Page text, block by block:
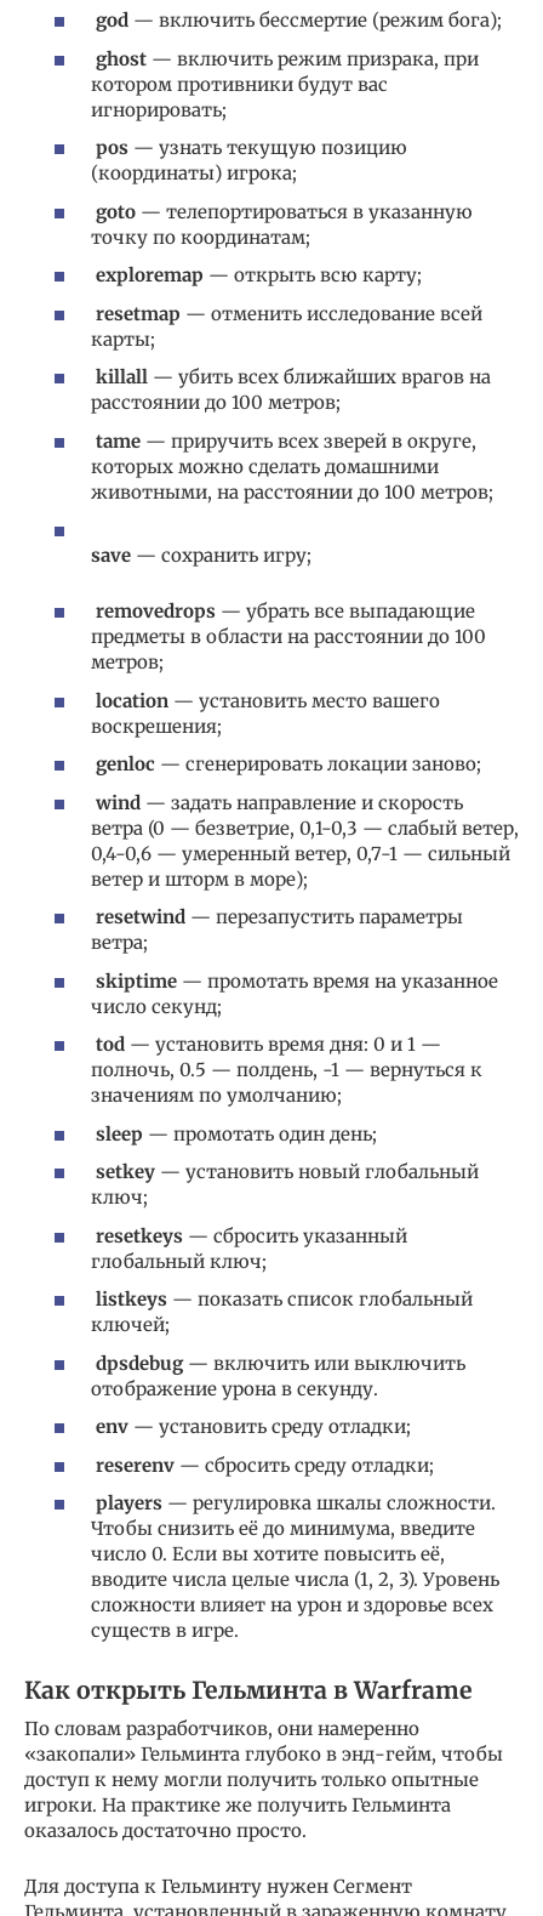
god — включить бессмертие (режим бога);
ghost — включить режим призрака, при
котором противники будут вас
игнорировать;
pos — узнать текущую позицию
(координаты) игрока;
goto — телепортироваться в указанную
точку по координатам;
exploremap — открыть всю карту;
resetmap — отменить исследование всей
карты;
killall — убить всех ближайших врагов на
расстоянии до 100 метров;
tame — приручить всех зверей в округе,
которых можно сделать домашними
животными, на расстоянии до 100 метров;
save — сохранить игру;
removedrops — убрать все выпадающие
предметы в области на расстоянии до 100
метров;
location — установить место вашего
воскрешения;
genloc — сгенерировать локации заново;
wind — задать направление и скорость
ветра (0 — безветрие, 0,1-0,3 — слабый ветер,
0,4-0,6 — умеренный ветер, 0,7-1 — сильный
ветер и шторм в море);
resetwind — перезапустить параметры
ветра;
skiptime — промотать время на указанное
число секунд;
tod — установить время дня: 0 и 1 —
полночь, 0.5 — полдень, -1 — вернуться к
значениям по умолчанию;
sleep — промотать один день;
setkey — установить новый глобальный
ключ;
resetkeys — сбросить указанный
глобальный ключ;
listkeys — показать список глобальный
ключей;
dpsdebug— включить или выключить
отображение урона в секунду.
env — установить среду отладки;
reserenv — сбросить среду отладки;
players — регулировка шкалы сложности.
Чтобы снизить её до минимума, введите
число 0. Если вы хотите повысить её,
вводите числа целые числа (1, 2, 3). Уровень
сложности влияет на урон и здоровье всех
существ в игре.
Как открыть Гельминта в Warframe
По словам разработчиков, они намеренно
«закопали» Гельминта глубоко в энд-гейм, чтобы
доступ к нему могли получить только опытные
игроки. На практике же получить Гельминта
оказалось достаточно просто.
Для доступа к Гельминту нужен Сегмент